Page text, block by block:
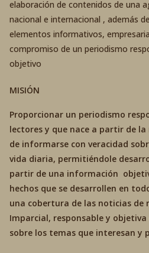
elaboración de contenidos de una
nacional e internacional , además
elementos informativos,
compromiso de un periodismo
objetivo
MISIÓN
Proporcionar un periodismo
lectores y que nace a partir de
de informarse con veracidad
vida diaria, permitiéndole
partir de una información
hechos que se desarrollen en
una cobertura de las noticias de
Imparcial, responsable y
sobre los temas que interesan y